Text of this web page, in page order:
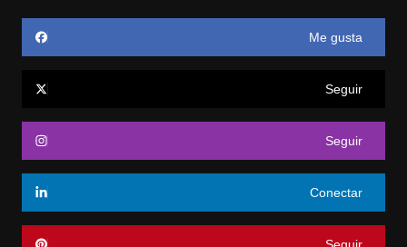
Me gusta
Seguir
Seguir
Conectar
Seguir